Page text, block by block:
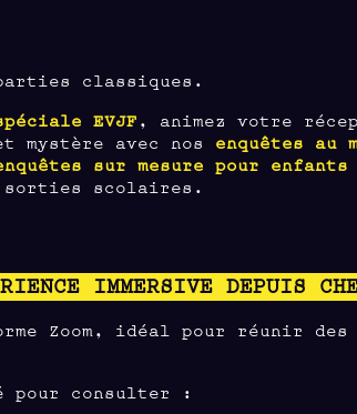
classiques.
EVJF , animez votre
mystère avec nos enquêtes au
sur mesure pour
scolaires.
IMMERSIVE DEPUIS
Zoom, idéal pour réunir des
pour consulter :